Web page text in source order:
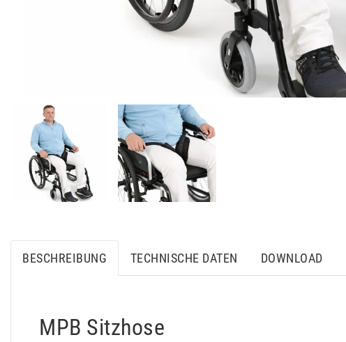
BESCHREIBUNG TECHNISCHE DATEN DOWNLOAD
MPB Sitzhose